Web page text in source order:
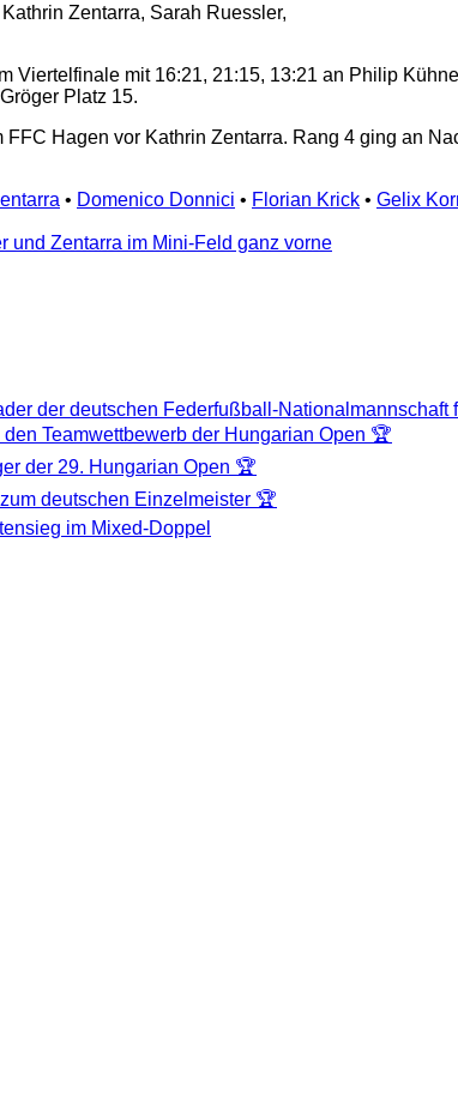
Zentarra, Sarah Ruessler,
Viertelfinale mit 16:21, 21:15, 13:21 an Philip
Platz 15.
Hagen vor Kathrin Zentarra. Rang 4 ging an
• Domenico Donnici • Florian Krick • Gelix
und Zentarra im Mini-Feld ganz vorne
der deutschen Federfußball-Nationalmannschaft
Teamwettbewerb der Hungarian Open 🏆
der 29. Hungarian Open 🏆
deutschen Einzelmeister 🏆
im Mixed-Doppel